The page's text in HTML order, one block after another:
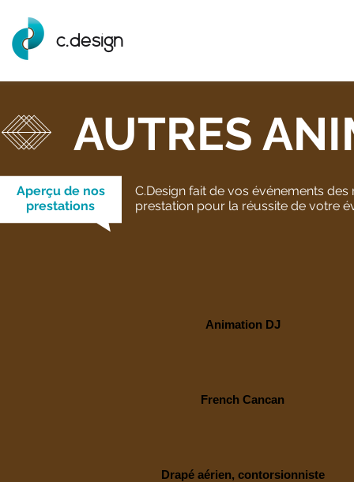
c.design
AUTRES
Aperçu de nos
prestations
C.Design fait de vos événements
prestation pour la réussite de votre
Animation DJ
French Cancan
Drapé aérien, contorsionniste